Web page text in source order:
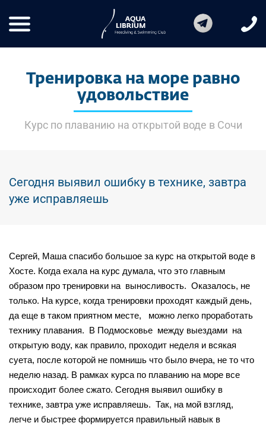
Тренировка на море равно
удовольствие
Курс по плаванию на открытой воде в Сочи
Сегодня выявил ошибку в технике, завтра
уже исправляешь
Сергей, Маша спасибо большое за курс на открытой воде в
Хосте. Когда ехала на курс думала, что это главным
образом про тренировки на выносливость. Оказалось, не
только. На курсе, когда тренировки проходят каждый день,
да еще в таком приятном месте, можно легко проработать
технику плавания. В Подмосковье между выездами на
открытую воду, как правило, проходит неделя и всякая
суета, после которой не помнишь что было вчера, не то что
неделю назад. В рамках курса по плаванию на море все
происходит более сжато. Сегодня выявил ошибку в
технике, завтра уже исправляешь. Так, на мой взгляд,
легче и быстрее формируется правильный навык в